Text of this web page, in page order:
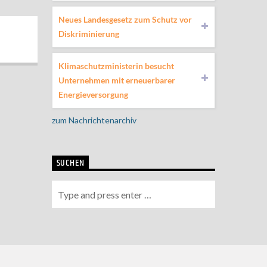
Neues Landesgesetz zum Schutz vor
Diskriminierung
Klimaschutzministerin besucht
Unternehmen mit erneuerbarer
Energieversorgung
zum Nachrichtenarchiv
SUCHEN